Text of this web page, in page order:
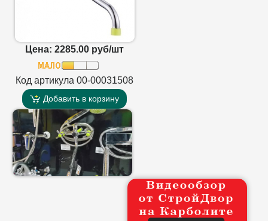
Цена: 2285.00 руб/шт
Код артикула 00-00031508
Добавить в корзину